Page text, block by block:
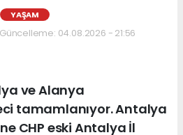
YAŞAM
04.08.2026 - 21:56
ve Alanya
tamamlanıyor. Antalya
CHP eski Antalya İl